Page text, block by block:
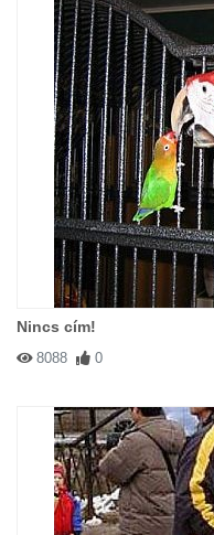
Nincs cím!
8088 0